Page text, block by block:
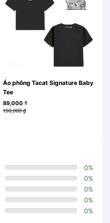
Áo phông Tacat Signature Baby
Tee
89,000 ₫
150,000 ₫
0%
0%
0%
0%
0%